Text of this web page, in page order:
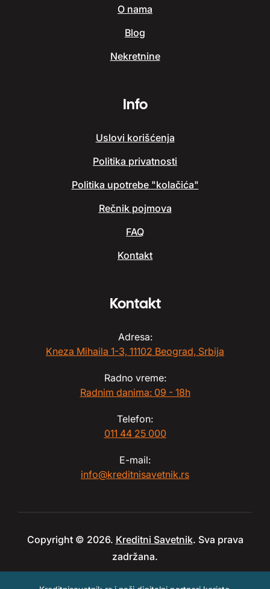
O nama
Blog
Nekretnine
Info
Uslovi korišćenja
Politika privatnosti
Politika upotrebe "kolačića"
Rečnik pojmova
FAQ
Kontakt
Kontakt
Adresa:
Kneza Mihaila 1-3, 11102 Beograd, Srbija
Radno vreme:
Radnim danima: 09 - 18h
Telefon:
011 44 25 000
E-mail:
info@kreditnisavetnik.rs
Copyright © 2026. Kreditni Savetnik. Sva prava
zadržana.